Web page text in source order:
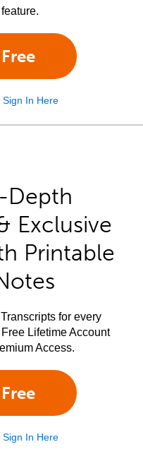
Sign In Here
Depth
Exclusive
Printable
for every
Lifetime Account
Access.
Sign In Here